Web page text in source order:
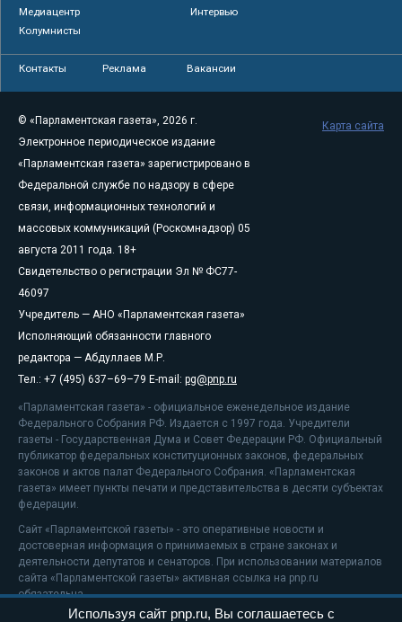
Медиацентр
Интервью
Колумнисты
Контакты Реклама Вакансии
© «Парламентская газета», 2026 г.
Электронное периодическое издание
«Парламентская газета» зарегистрировано в
Федеральной службе по надзору в сфере
связи, информационных технологий и
массовых коммуникаций (Роскомнадзор) 05
августа 2011 года. 18+
Свидетельство о регистрации Эл № ФС77-
46097
Учредитель — АНО «Парламентская газета»
Исполняющий обязанности главного
редактора — Абдуллаев М.Р.
Тел.: +7 (495) 637–69–79 E-mail: pg@pnp.ru
«Парламентская газета» - официальное еженедельное издание
Федерального Собрания РФ. Издается с 1997 года. Учредители
газеты - Государственная Дума и Совет Федерации РФ. Официальный
публикатор федеральных конституционных законов, федеральных
законов и актов палат Федерального Собрания. «Парламентская
газета» имеет пункты печати и представительства в десяти субъектах
федерации.
Сайт «Парламентской газеты» - это оперативные новости и
достоверная информация о принимаемых в стране законах и
деятельности депутатов и сенаторов. При использовании материалов
сайта «Парламентской газеты» активная ссылка на pnp.ru
обязательна.
На информационном ресурсе применяютсярекомендательные
Карта сайта
Используя сайт pnp.ru, Вы соглашаетесь с